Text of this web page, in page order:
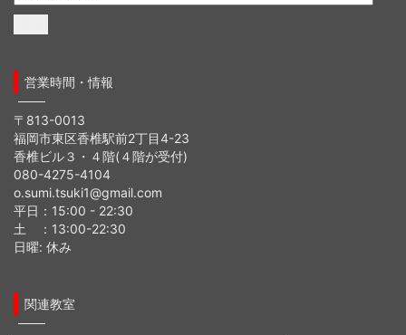
ー
レ
ス
営業時間・情報
〒813-0013
福岡市東区香椎駅前2丁目4-23
香椎ビル３・４階(４階が受付)
080-4275-4104
o.sumi.tsuki1@gmail.com
平日：15:00 - 22:30
土 ：13:00-22:30
日曜: 休み
関連教室